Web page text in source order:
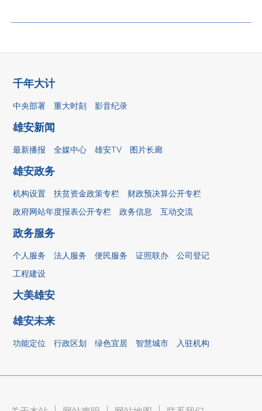
千年大计
中央部署 重大时刻 影音纪录
雄安新闻
最新播报 全媒中心 雄安TV 图片长廊
雄安政务
机构设置 扶贫资金政策专栏
财政预决算公开专栏
政府网站年度报表公开专栏
政务信息 互动交流
政务服务
个人服务 法人服务 便民服务 证照联办
公司登记
工程建设
大美雄安
雄安未来
功能定位 行政区划 绿色宜居 智慧城市 入驻机构